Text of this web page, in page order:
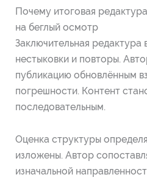
Почему итоговая
на беглый осмотр
Заключительная редактура
нестыковки и повторы.
публикацию обновлённым
погрешности. Контент
последовательным.
Оценка структуры
изложены. Автор
изначальной